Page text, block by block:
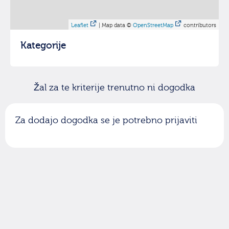
Leaflet | Map data © OpenStreetMap contributors
Kategorije
Žal za te kriterije trenutno ni dogodka
Za dodajo dogodka se je potrebno prijaviti